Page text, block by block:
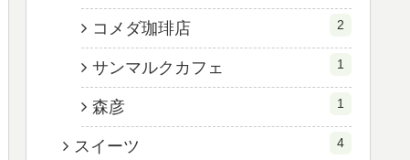
コメダ珈琲店 2
サンマルクカフェ 1
森彦 1
スイーツ 4